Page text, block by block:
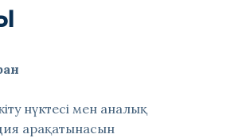
нүктесі мен аналық
арақатынасын